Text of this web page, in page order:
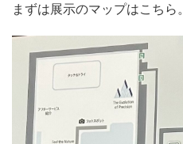
まずは展示のマップはこちら。